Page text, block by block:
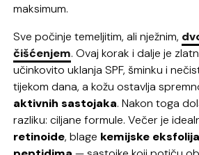
maksimum.
Sve počinje temeljitim, ali nježnim,
čišćenjem. Ovaj korak i dalje je
učinkovito uklanja SPF, šminku i
tijekom dana, a kožu ostavlja
aktivnih sastojaka. Nakon toga
razliku: ciljane formule. Večer je
retinoide, blage kemijske